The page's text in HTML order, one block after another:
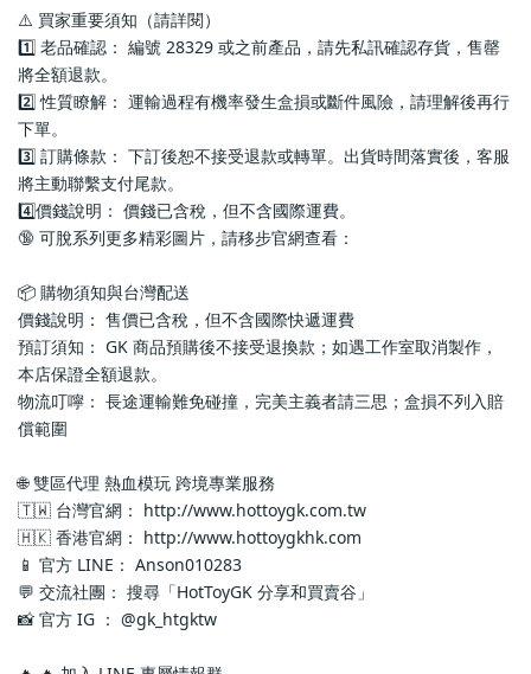
⚠️ 買家重要須知（請詳閱）
1️⃣ 老品確認： 編號 28329 或之前產品，請先私訊確認存貨，售罄
將全額退款。
2️⃣ 性質瞭解： 運輸過程有機率發生盒損或斷件風險，請理解後再行
下單。
3️⃣ 訂購條款： 下訂後恕不接受退款或轉單。出貨時間落實後，客服
將主動聯繫支付尾款。
4️⃣價錢說明： 價錢已含稅，但不含國際運費。
🔞 可脫系列更多精彩圖片，請移步官網查看：
📦 購物須知與台灣配送
價錢說明： 售價已含稅，但不含國際快遞運費
預訂須知： GK 商品預購後不接受退換款；如遇工作室取消製作，
本店保證全額退款。
物流叮嚀： 長途運輸難免碰撞，完美主義者請三思；盒損不列入賠
償範圍
🌐 雙區代理 熱血模玩 跨境專業服務
🇹🇼 台灣官網： http://www.hottoygk.com.tw
🇭🇰 香港官網： http://www.hottoygkhk.com
📱 官方 LINE： Anson010283
💬 交流社團： 搜尋「HotToyGK 分享和買賣谷」
📸 官方 IG ： @gk_htgktw